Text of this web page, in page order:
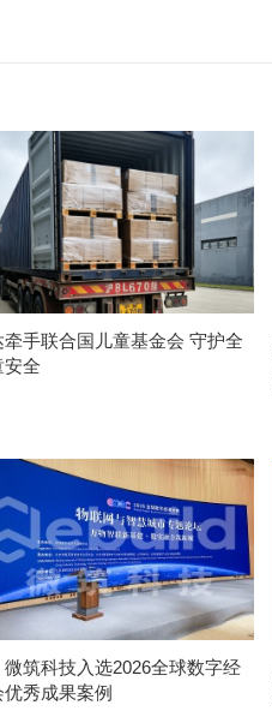
牵手联合国儿童基金会 守护全
安全
微筑科技入选2026全球数字经
优秀成果案例